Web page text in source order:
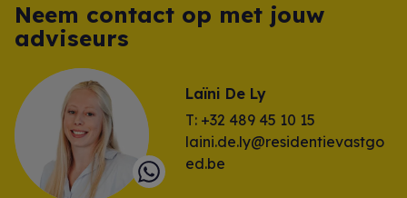
Neem contact op met jouw
adviseurs
Laïni De Ly
T: +32 489 45 10 15
laini.de.ly@residentievastgo
ed.be